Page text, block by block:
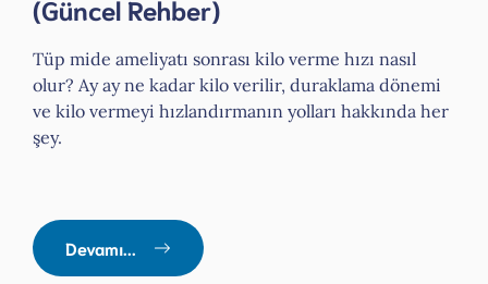
(Güncel Rehber)
Tüp mide ameliyatı sonrası kilo verme hızı nasıl
olur? Ay ay ne kadar kilo verilir, duraklama dönemi
ve kilo vermeyi hızlandırmanın yolları hakkında her
şey.
Devamı...